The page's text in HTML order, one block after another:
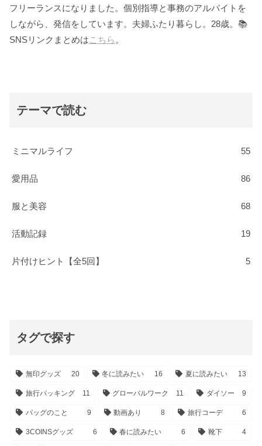
フリーランスになりました。個別指導と事務のアルバイトを
しながら、発信をしています。夫婦ふたり暮らし。28歳。📚
SNSリンクまとめはこちら 。
テーマで読む
ミニマルライフ 55
愛用品 86
服と美容 68
活動記録 19
片付けヒント【全5回】 5
タグで探す
無印グッズ 20 冬に読みたい 16 夏に読みたい 13
旅行パッキング 11 グローバルワーク 11 ダイソー 9
バッグのこと 9 動画あり 8 旅行コーデ 6
3COINSグッズ 6 春に読みたい 6 靴下 4